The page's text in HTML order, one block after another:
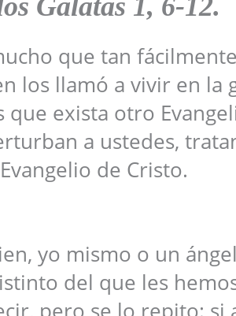
Gálatas 1, 6-12.
que tan
los llamó a vivir en la
que exista otro
a ustedes,
Evangelio de Cristo.
yo mismo o un
del que les
pero se lo repito: si